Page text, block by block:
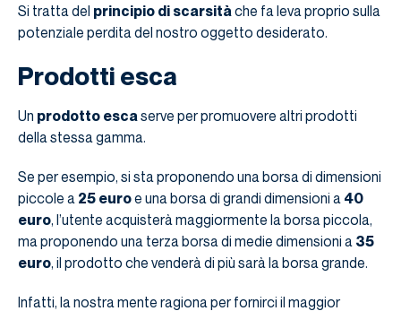
Si tratta del principio di scarsità che fa leva proprio sulla
potenziale perdita del nostro oggetto desiderato.
Prodotti esca
Un prodotto esca serve per promuovere altri prodotti
della stessa gamma.
Se per esempio, si sta proponendo una borsa di dimensioni
piccole a 25 euroe una borsa di grandi dimensioni a 40
euro, l’utente acquisterà maggiormente la borsa piccola,
ma proponendo una terza borsa di medie dimensioni a 35
euro, il prodotto che venderà di più sarà la borsa grande.
Infatti, la nostra mente ragiona per fornirci il maggior